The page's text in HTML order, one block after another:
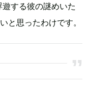
する彼の謎めいた
と思ったわけです。